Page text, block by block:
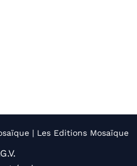
| Les Editions Mosaïque